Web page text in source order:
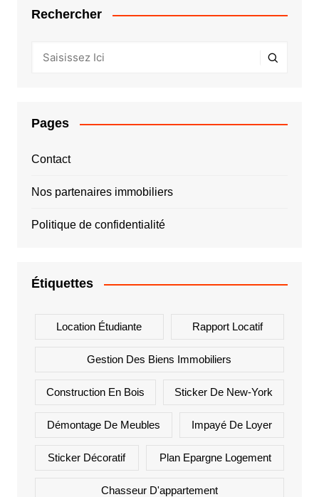
Rechercher
Pages
Contact
Nos partenaires immobiliers
Politique de confidentialité
Étiquettes
Location Étudiante Rapport Locatif
Gestion Des Biens Immobiliers
Construction En Bois Sticker De New-York
Démontage De Meubles Impayé De Loyer
Sticker Décoratif Plan Epargne Logement
Chasseur D'appartement